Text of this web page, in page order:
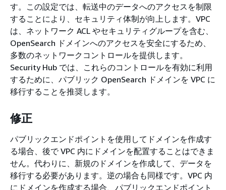
す。この設定では、転送中のデータへのアクセスを制限
することにより、セキュリティ体制が向上します。VPC
は、ネットワーク ACL やセキュリティグループを含む、
OpenSearch ドメインへのアクセスを安全にするため、
多数のネットワークコントロールを提供します。
Security Hub では、これらのコントロールを有効に利用
するために、パブリック OpenSearch ドメインを VPC に
移行することを推奨します。
修正
パブリックエンドポイントを使用してドメインを作成す
る場合、後で VPC 内にドメインを配置することはできま
せん。代わりに、新規のドメインを作成して、データを
移行する必要があります。逆の場合も同様です。VPC 内
にドメインを作成する場合、パブリックエンドポイント